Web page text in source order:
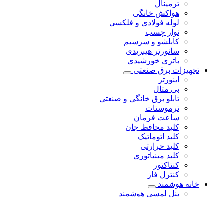
ترمینال
هواکش خانگی
لوله فولادی و فلکسی
نوار چسب
کابلشو و سرسیم
سانورتر هیبریدی
باتری خورشیدی
تجهیزات برق صنعتی
اینورتر
بی متال
تابلو برق خانگی و صنعتی
ترموستات
ساعت فرمان
کلید محافظ جان
کلید اتوماتیک
کلید حرارتی
کلید مینیاتوری
کنتاکتور
کنترل فاز
خانه هوشمند
پنل لمسی هوشمند